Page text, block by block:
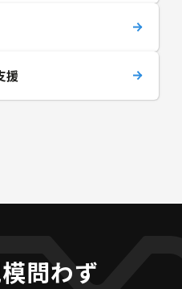
援
問わず